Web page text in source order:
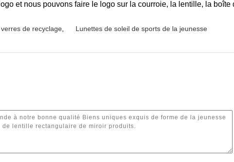
et nous pouvons faire le logo sur la courroie, la lentille, la
de recyclage, Lunettes de soleil de sports de la jeunesse